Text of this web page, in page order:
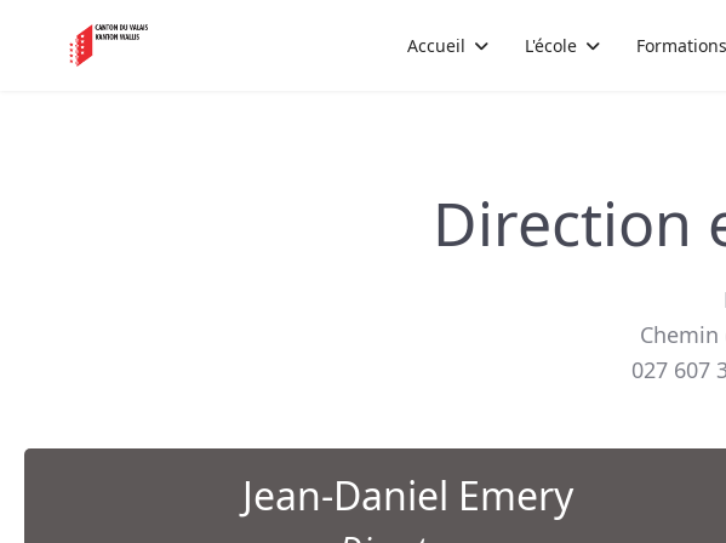
Accueil L'école Formations
Direction
Chemin
027 607
Jean-Daniel Emery